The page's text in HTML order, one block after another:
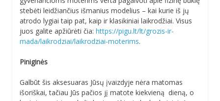
stebėti leidžiančius išmanius modelius – kai kurie iš jų
atrodo lygiai taip pat, kaip ir klasikiniai laikrodžiai. Visus
juos galite apžiūrėti čia: https://pigu.lt/lt/grozis-ir-
mada/laikrodziai/laikrodziai-moterims.
Piniginės
Galbūt šis aksesuaras Jūsų įvaizdyje nėra matomas
išoriškai, tačiau Jūs pačios jį matote kiekvieną dieną, o